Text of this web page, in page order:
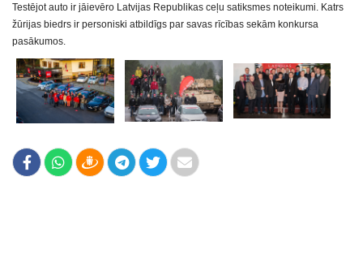
Testējot auto ir jāievēro Latvijas Republikas ceļu satiksmes noteikumi. Katrs
žūrijas biedrs ir personiski atbildīgs par savas rīcības sekām konkursa
pasākumos.